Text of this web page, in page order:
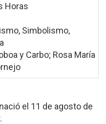
Horas
Simbolismo,
y Carbo; Rosa María
el 11 de agosto de